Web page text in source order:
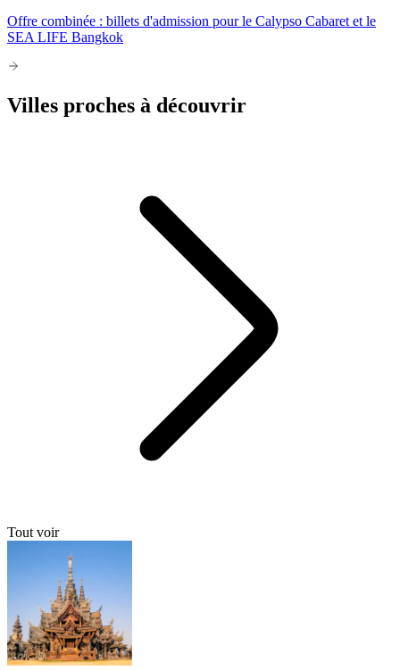
Offre combinée : billets d'admission pour le Calypso Cabaret et le
SEA LIFE Bangkok
Villes proches à découvrir
Tout voir